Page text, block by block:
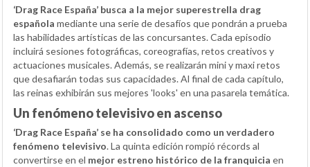
‘Drag Race España’ busca a la mejor superestrella drag
española mediante una serie de desafíos que pondrán a prueba
las habilidades artísticas de las concursantes. Cada episodio
incluirá sesiones fotográficas, coreografías, retos creativos y
actuaciones musicales. Además, se realizarán mini y maxi retos
que desafiarán todas sus capacidades. Al final de cada capítulo,
las reinas exhibirán sus mejores 'looks' en una pasarela temática.
Un fenómeno televisivo en ascenso
‘Drag Race España’ se ha consolidado como un verdadero
fenómeno televisivo. La quinta edición rompió récords al
convertirse en el mejor estreno histórico de la franquicia en